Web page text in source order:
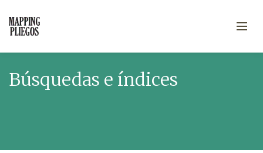
Búsquedas e índices